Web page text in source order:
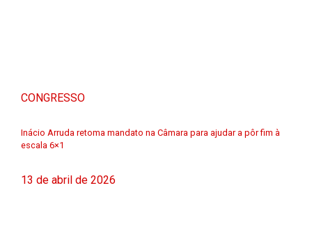
CONGRESSO
Inácio Arruda retoma mandato na Câmara para ajudar a pôr fim à
escala 6×1
13 de abril de 2026